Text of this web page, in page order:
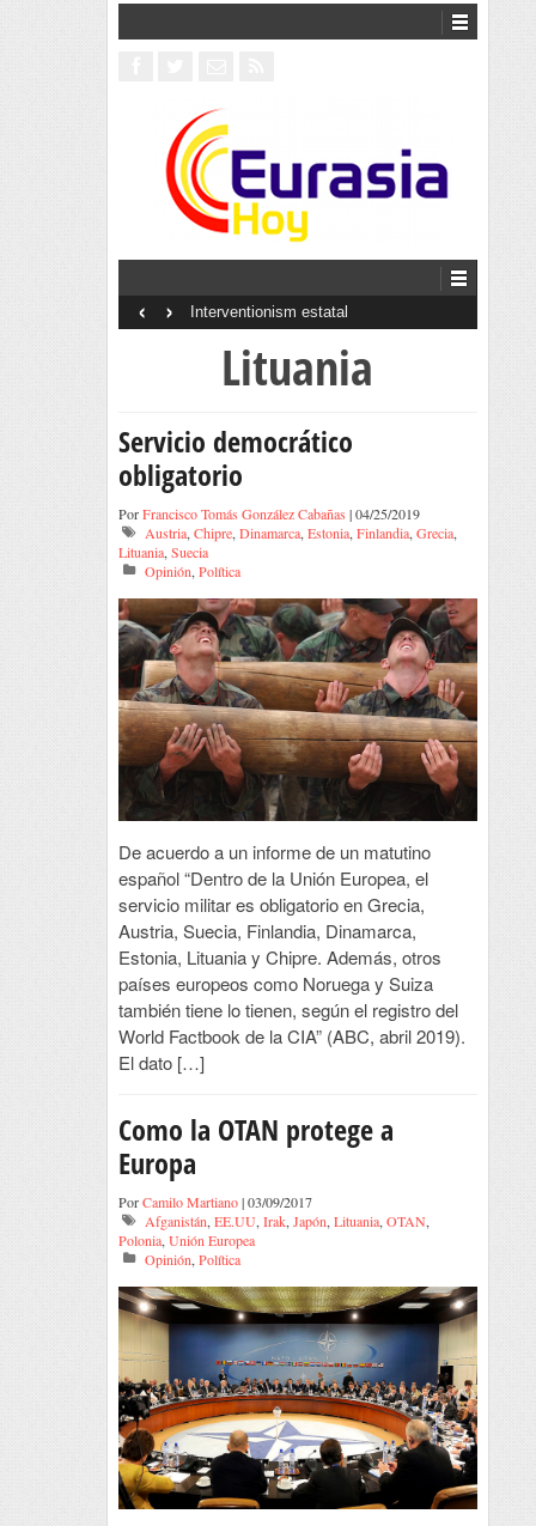
Interventionism estatal
‹ ›
Lituania
Servicio democrático
obligatorio
PorFrancisco Tomás González Cabañas | 04/25/2019
Austria, Chipre, Dinamarca, Estonia, Finlandia, Grecia,
Lituania, Suecia
Opinión, Política
De acuerdo a un informe de un matutino
español “Dentro de la Unión Europea, el
servicio militar es obligatorio en Grecia,
Austria, Suecia, Finlandia, Dinamarca,
Estonia, Lituania y Chipre. Además, otros
países europeos como Noruega y Suiza
también tiene lo tienen, según el registro del
World Factbook de la CIA” (ABC, abril 2019).
El dato […]
Como la OTAN protege a
Europa
PorCamilo Martiano| 03/09/2017
Afganistán, EE.UU, Irak, Japón, Lituania, OTAN,
Polonia, Unión Europea
Opinión, Política